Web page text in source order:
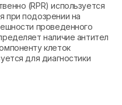
(RPR) используется
при подозрении на
проведенного
наличие антител
клеток
для диагностики